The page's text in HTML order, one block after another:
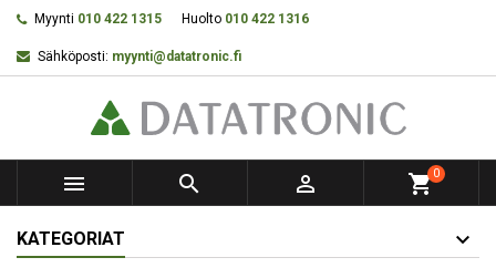
Myynti 010 422 1315 Huolto 010 422 1316
Sähköposti: myynti@datatronic.fi
   shopping_cart0
KATEGORIAT